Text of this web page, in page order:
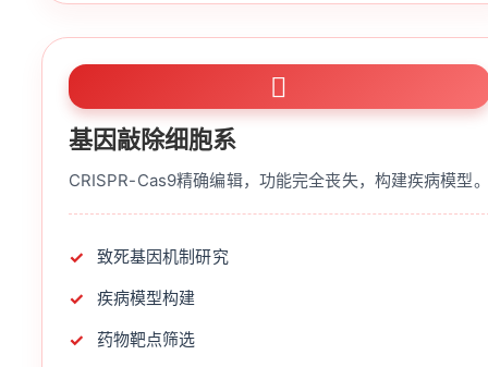
基因敲除细胞系
CRISPR-Cas9精确编辑，功能完全丧失，构建疾病模型
致死基因机制研究
疾病模型构建
药物靶点筛选